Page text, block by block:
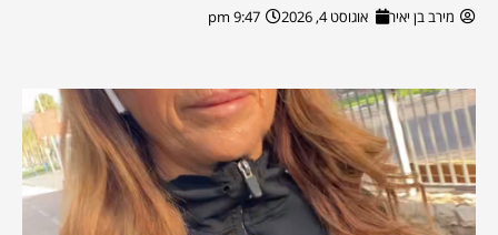
מירב בן יאיר אוגוסט 4, 2026 9:47 pm